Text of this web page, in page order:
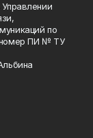
по
номер ПИ № ТУ